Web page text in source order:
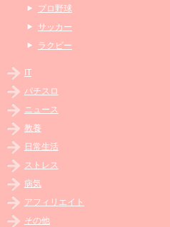
プロ野球
サッカー
ラクビー
IT
パチスロ
ニュース
教養
日常生活
ストレス
病気
アフィリエイト
その他